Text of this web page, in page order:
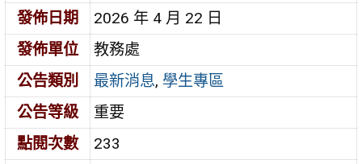
發佈日期
2026 年 4 月 22 日
發佈單位
教務處
公告類別
最新消息, 學生專區
公告等級
重要
點閱次數
233